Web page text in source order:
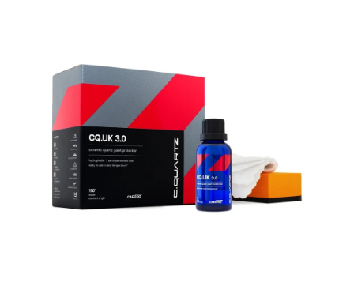
DÁRKOVÉ SADY A POUKAZY
ČLÁNKY
NAŠE SLUŽBY
KONTAKTY